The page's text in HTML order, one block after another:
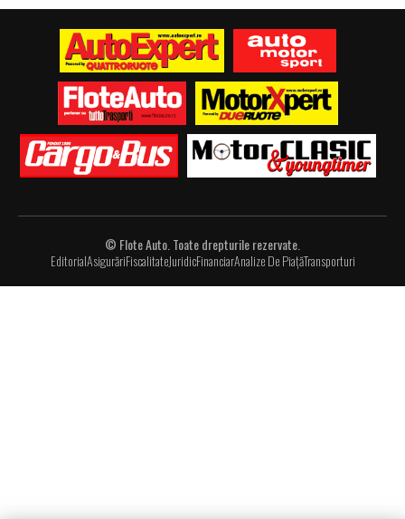
© Flote Auto. Toate drepturile rezervate.
EditorialAsigurăriFiscalitateJuridicFinanciarAnalize De PiațăTransporturi